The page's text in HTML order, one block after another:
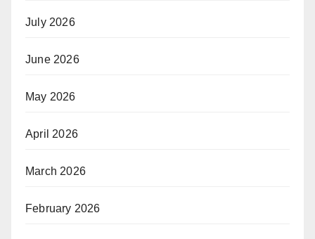
July 2026
June 2026
May 2026
April 2026
March 2026
February 2026